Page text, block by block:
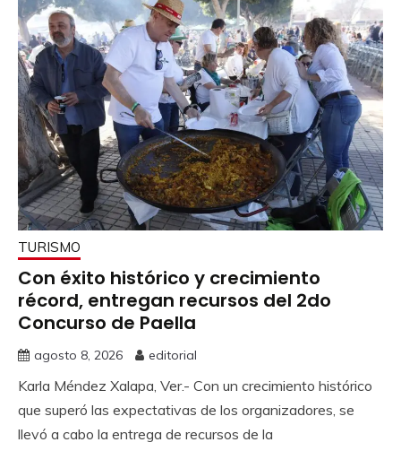
TURISMO
Con éxito histórico y crecimiento
récord, entregan recursos del 2do
Concurso de Paella
agosto 8, 2026 editorial
Karla Méndez Xalapa, Ver.- Con un crecimiento histórico
que superó las expectativas de los organizadores, se
llevó a cabo la entrega de recursos de la